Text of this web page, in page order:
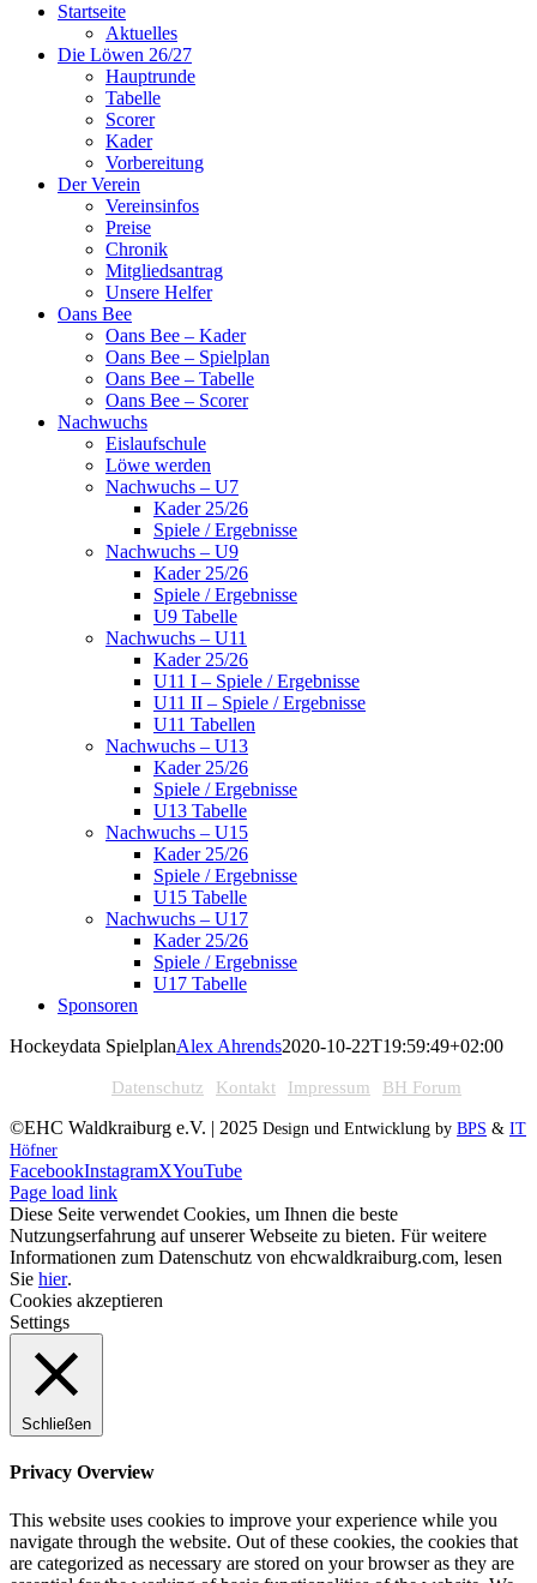
Startseite
Aktuelles
Die Löwen 26/27
Hauptrunde
Tabelle
Scorer
Kader
Vorbereitung
Der Verein
Vereinsinfos
Preise
Chronik
Mitgliedsantrag
Unsere Helfer
Oans Bee
Oans Bee – Kader
Oans Bee – Spielplan
Oans Bee – Tabelle
Oans Bee – Scorer
Nachwuchs
Eislaufschule
Löwe werden
Nachwuchs – U7
Kader 25/26
Spiele / Ergebnisse
Nachwuchs – U9
Kader 25/26
Spiele / Ergebnisse
U9 Tabelle
Nachwuchs – U11
Kader 25/26
U11 I – Spiele / Ergebnisse
U11 II – Spiele / Ergebnisse
U11 Tabellen
Nachwuchs – U13
Kader 25/26
Spiele / Ergebnisse
U13 Tabelle
Nachwuchs – U15
Kader 25/26
Spiele / Ergebnisse
U15 Tabelle
Nachwuchs – U17
Kader 25/26
Spiele / Ergebnisse
U17 Tabelle
Sponsoren
Hockeydata SpielplanAlex Ahrends2020-10-22T19:59:49+02:00
Datenschutz Kontakt Impressum BH Forum
©EHC Waldkraiburg e.V. | 2025 Design und Entwicklung by BPS & IT
Höfner
FacebookInstagramXYouTube
Page load link
Diese Seite verwendet Cookies, um Ihnen die beste
Nutzungserfahrung auf unserer Webseite zu bieten. Für weitere
Informationen zum Datenschutz von ehcwaldkraiburg.com, lesen
Sie hier.
Cookies akzeptieren
Settings
Schließen
Privacy Overview
This website uses cookies to improve your experience while you
navigate through the website. Out of these cookies, the cookies that
are categorized as necessary are stored on your browser as they are